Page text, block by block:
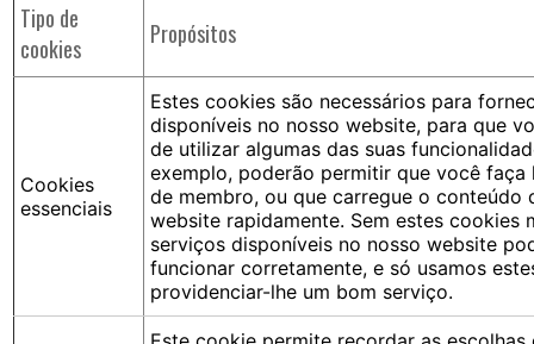
Tipo de
cookies
Propósitos
Cookies
essenciais
Estes cookies são necessários para
disponíveis no nosso website, para que
de utilizar algumas das suas
exemplo, poderão permitir que você faça
de membro, ou que carregue o conteúdo
website rapidamente. Sem estes cookies
serviços disponíveis no nosso website
funcionar corretamente, e só usamos
providenciar-lhe um bom serviço.